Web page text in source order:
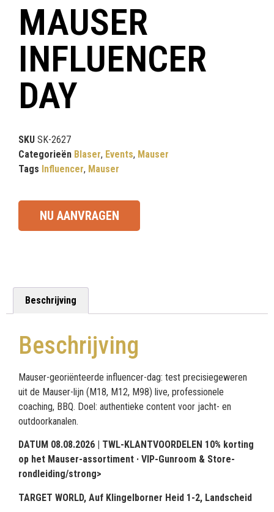
MAUSER
INFLUENCER
DAY
SKU SK-2627
Categorieën Blaser, Events, Mauser
Tags Influencer, Mauser
NU AANVRAGEN
Beschrijving
Beschrijving
Mauser-georiënteerde influencer-dag: test precisiegeweren
uit de Mauser-lijn (M18, M12, M98) live, professionele
coaching, BBQ. Doel: authentieke content voor jacht- en
outdoorkanalen.
DATUM 08.08.2026 | TWL-KLANTVOORDELEN 10% korting
op het Mauser-assortiment · VIP-Gunroom & Store-
rondleiding/strong>
TARGET WORLD, Auf Klingelborner Heid 1-2, Landscheid